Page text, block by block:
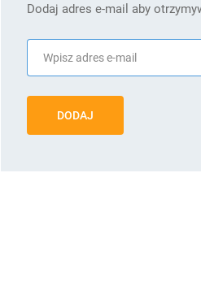
Dodaj adres e-mail aby
DODAJ